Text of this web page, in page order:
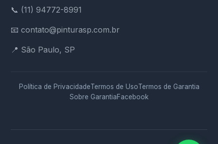
📞 (11) 94772-8991
📧 contato@pinturasp.com.br
📍 São Paulo, SP
Política de PrivacidadeTermos de UsoTermos de Garantia
Sobre GarantiaFacebook